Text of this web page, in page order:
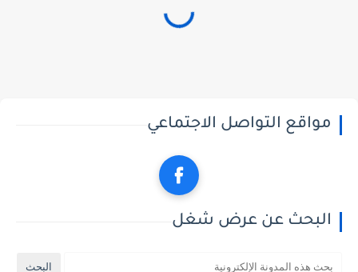
مواقع التواصل الاجتماعي
البحث عن عرض شغل